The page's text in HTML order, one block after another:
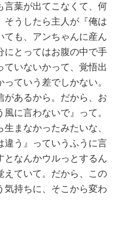
言葉が出てこなくて、何
そうしたら主人が『俺は
ても、アンちゃんに産ん
にとってはお腹の中で手
いないかって、覚悟出
ていう差でしかない。
があるから。だから、お
に言わないで』って。
まなかったみたいな、
違う』っていうふうに言
となんかウルっとするん
えていて。だから、この
気持ちに、そこから変わ